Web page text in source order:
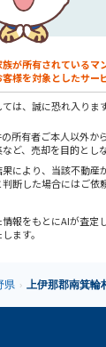
が所有されているマ
様を対象としたサー
は、誠に恐れ入りま
所有者ご本人以外か
ど、売却を目的とし
により、当該不動産
断した場合にはご依
報をもとにAIが査定
ます。
県 › 上伊那郡南箕輪